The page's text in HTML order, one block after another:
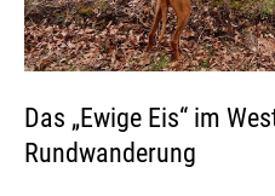
Das „Ewige Eis“ im
Rundwanderung